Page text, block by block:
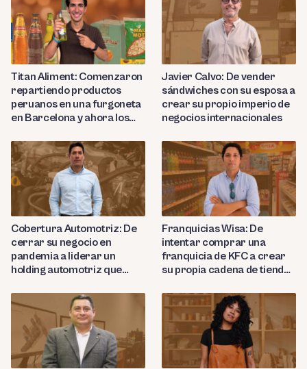
Titan Aliment: Comenzaron
repartiendo productos
peruanos en una furgoneta
en Barcelona y ahora los
países
Javier Calvo: De vender
sándwiches con su esposa a
crear su propio imperio de
negocios internacionales
Cobertura Automotriz: De
cerrar su negocio en
pandemia a liderar un
holding automotriz que
en Perú
Franquicias Wisa: De
intentar comprar una
franquicia de KFC a crear
su propia cadena de tiendas
Huancayo